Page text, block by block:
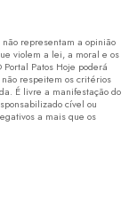
representam a opinião
violem a lei, a moral e os
Patos Hoje poderá
respeitem os critérios
É livre a manifestação do
cível ou
a mais que os